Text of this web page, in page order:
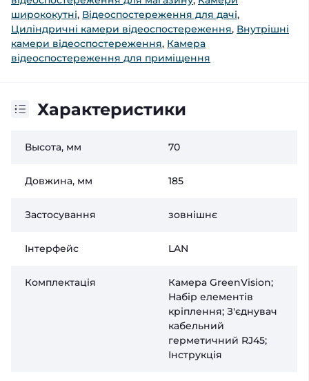
ширококутні, Відеоспостереження для дачі,
Циліндричні камери відеоспостереження, Внутрішні
камери відеоспостереження, Камера
відеоспостереження для приміщення
Характеристики
Высота, мм 70
Довжина, мм 185
Застосування зовнішнє
Інтерфейс LAN
Комплектація
Камера GreenVision;
Набір елементів
кріплення; З'єднувач
кабельний
герметичний RJ45;
Інструкція